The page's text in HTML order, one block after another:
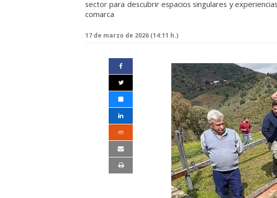
sector para descubrir espacios singulares y
comarca
17 de marzo de 2026 (14:11 h.)
m